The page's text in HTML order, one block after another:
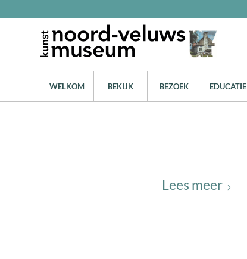
WELKOM BEKIJK BEZOEK EDUCATIE
Lees meer